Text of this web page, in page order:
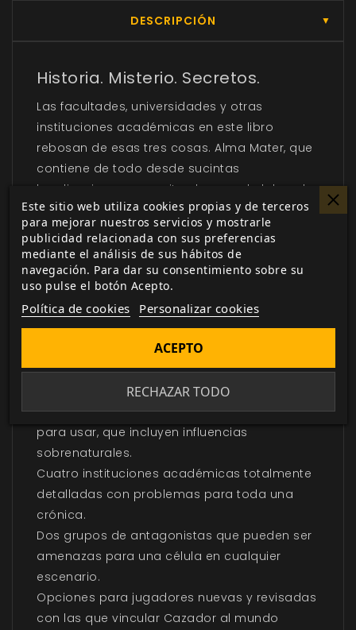
DESCRIPCIÓN ▼
Historia. Misterio. Secretos.
Las facultades, universidades y otras
instituciones académicas en este libro
rebosan de esas tres cosas. Alma Mater, que
contiene de todo desde sucintas
localizaciones que evitan la pesada labor de
diseñar un campus a cuatro escenarios
desarrollados en detalle adecuados para
toda una crónica, arroja luz sobre las torres
de marfil del mundo académico (hogar de
información que puede mantener con vida a
una célula de Cazadores y presas que los
Más de cincuenta localizaciones de
ambientación académica concisas y listas
para usar, que incluyen influencias
sobrenaturales.
Cuatro instituciones académicas totalmente
detalladas con problemas para toda una
crónica.
Dos grupos de antagonistas que pueden ser
amenazas para una célula en cualquier
escenario.
Opciones para jugadores nuevas y revisadas
con las que vincular Cazador al mundo
Este sitio web utiliza cookies propias y de terceros
para mejorar nuestros servicios y mostrarle
publicidad relacionada con sus preferencias
mediante el análisis de sus hábitos de
navegación. Para dar su consentimiento sobre su
uso pulse el botón Acepto.
Política de cookies Personalizar cookies
RECHAZAR TODO
ACEPTO